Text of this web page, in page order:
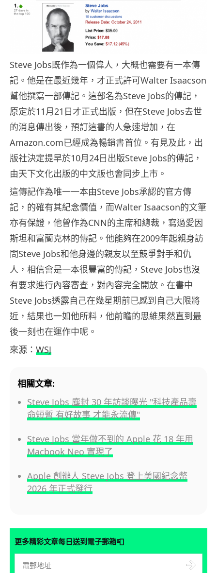
Steve Jobs既作為一個偉人，大概也需要有一本傳
記。他是在最近幾年，才正式許可Walter Isaacson
幫他撰寫一部傳記。這部名為Steve Jobs的傳記，
原定於11月21日才正式出版，但在Steve Jobs去世
的消息傳出後，預訂這書的人急速增加，在
Amazon.com已經成為暢銷書首位。有見及此，出
版社決定提早於10月24日出版Steve Jobs的傳記，
由天下文化出版的中文版也會同步上市。
這傳記作為唯一一本由Steve Jobs承認的官方傳
記，的確有其紀念價值，而Walter Isaacson的文筆
亦有保證，他曾作為CNN的主席和總裁，寫過愛因
斯坦和富蘭克林的傳記。他能夠在2009年起親身訪
問Steve Jobs和他身邊的親友以至競爭對手和仇
人，相信會是一本很豐富的傳記，Steve Jobs也沒
有要求進行內容審查，對內容完全開放。在書中
Steve Jobs透露自己在幾星期前已感到自己大限將
近，結果也一如他所料，他前瞻的思維果然直到最
後一刻也在運作中呢。
來源： WSJ
相關文章:
Steve Jobs 塵封 30 年訪談曝光 "科技產品壽
命短暫 有好故事 才能永流傳"
Steve Jobs 當年做不到的 Apple 花 18 年用
Macbook Neo 實現了
Apple 創辦人 Steve Jobs 登上美國紀念幣
2026 年正式發行
更多精彩文章每日送到電子郵箱📮